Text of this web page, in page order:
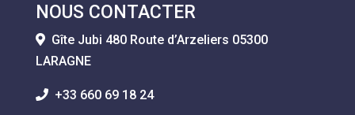
NOUS CONTACTER
Gîte Jubi 480 Route d’Arzeliers 05300
LARAGNE
+33 660 69 18 24